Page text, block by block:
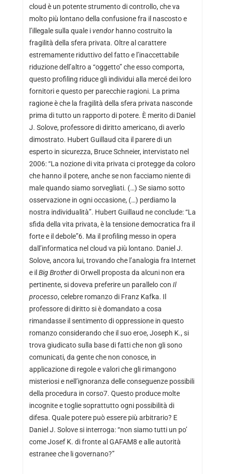
cloud è un potente strumento di controllo, che va
molto più lontano della confusione fra il nascosto e
l’illegale sulla quale ivendor hanno costruito la
fragilità della sfera privata. Oltre al carattere
estremamente riduttivo del fatto e l’inaccettabile
riduzione dell’altro a “oggetto” che esso comporta,
questo profiling riduce gli individui alla mercé dei loro
fornitori e questo per parecchie ragioni. La prima
ragione è che la fragilità della sfera privata nasconde
prima di tutto un rapporto di potere. È merito di Daniel
J. Solove, professore di diritto americano, di averlo
dimostrato. Hubert Guillaud cita il parere di un
esperto in sicurezza, Bruce Schneier, intervistato nel
2006: “La nozione di vita privata ci protegge da coloro
che hanno il potere, anche se non facciamo niente di
male quando siamo sorvegliati. (…) Se siamo sotto
osservazione in ogni occasione, (…) perdiamo la
nostra individualità”. Hubert Guillaud ne conclude: “La
sfida della vita privata, è la tensione democratica fra il
forte e il debole”6. Ma il profiling messo in opera
dall’informatica nel cloud va più lontano. Daniel J.
Solove, ancora lui, trovando che l’analogia fra Internet
e il Big Brotherdi Orwell proposta da alcuni non era
pertinente, si doveva preferire un parallelo con Il
processo, celebre romanzo di Franz Kafka. Il
professore di diritto si è domandato a cosa
rimandasse il sentimento di oppressione in questo
romanzo considerando che il suo eroe, Joseph K., si
trova giudicato sulla base di fatti che non gli sono
comunicati, da gente che non conosce, in
applicazione di regole e valori che gli rimangono
misteriosi e nell’ignoranza delle conseguenze possibili
della procedura in corso7. Questo produce molte
incognite e toglie soprattutto ogni possibilità di
difesa. Quale potere può essere più arbitrario? E
Daniel J. Solove si interroga: “non siamo tutti un po’
come Josef K. di fronte al GAFAM8 e alle autorità
estranee che li governano?”